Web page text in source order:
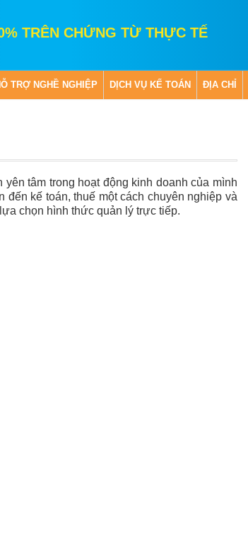
TRÊN CHỨNG TỪ THỰC TẾ
TRỢ NGHỀ NGHIỆP DỊCH VỤ KẾ TOÁN ĐỊA CHỈ
tâm trong hoạt động kinh doanh của mình
kế toán, thuế một cách chuyên nghiệp và
chọn hình thức quản lý trực tiếp.